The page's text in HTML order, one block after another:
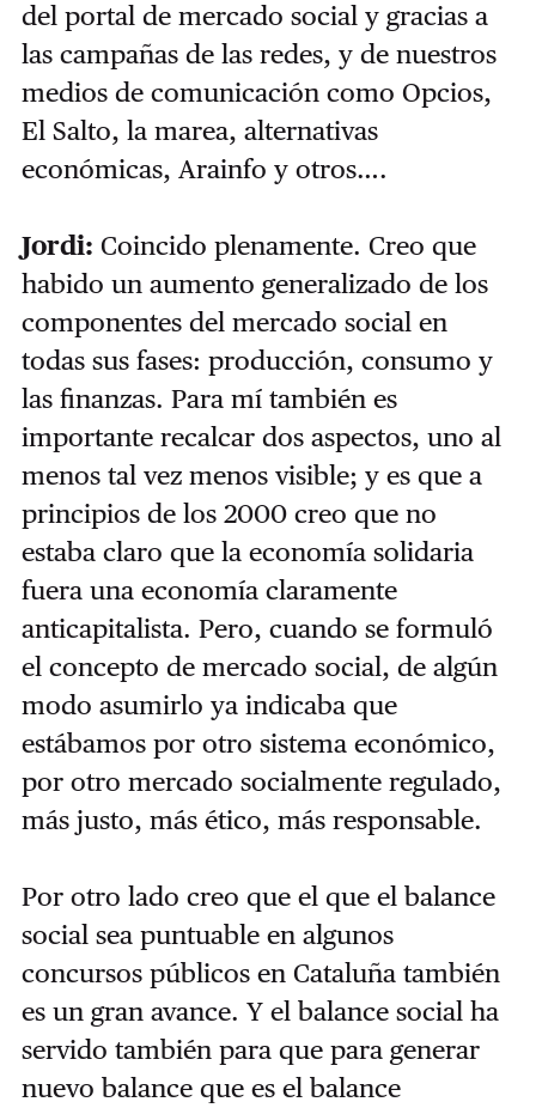
del portal de mercado social y gracias a
las campañas de las redes, y de nuestros
medios de comunicación como Opcios,
El Salto, la marea, alternativas
económicas, Arainfo y otros….
Jordi: Coincido plenamente. Creo que
habido un aumento generalizado de los
componentes del mercado social en
todas sus fases: producción, consumo y
las finanzas. Para mí también es
importante recalcar dos aspectos, uno al
menos tal vez menos visible; y es que a
principios de los 2000 creo que no
estaba claro que la economía solidaria
fuera una economía claramente
anticapitalista. Pero, cuando se formuló
el concepto de mercado social, de algún
modo asumirlo ya indicaba que
estábamos por otro sistema económico,
por otro mercado socialmente regulado,
más justo, más ético, más responsable.
Por otro lado creo que el que el balance
social sea puntuable en algunos
concursos públicos en Cataluña también
es un gran avance. Y el balance social ha
servido también para que para generar
nuevo balance que es el balance